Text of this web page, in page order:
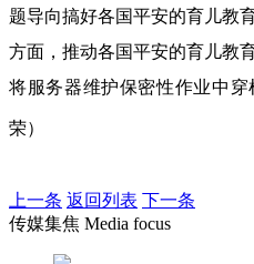
题导向搞好各国平安的育儿教
方面，推动各国平安的育儿教
将服务器维护保密性作业中
荣）
上一条 返回列表 下一条
传媒集焦 Media focus